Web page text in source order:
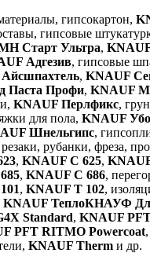
гипсокартон,
гипсовые
Старт Ультра,
Адгезив, гипсовые
, KNAUF
Паста Профи, KNAUF
KNAUF Перлфикс,
для пола, KNAUF Убо
Шнельгипс,
рубанки, фреза,
, KNAUF С 625,
, KNAUF С 686,
, KNAUF Т 102,
KNAUF ТеплоКНАУФ
Standard, KNAUF
PFT RITMO Powercoat
KNAUF Therm и др.